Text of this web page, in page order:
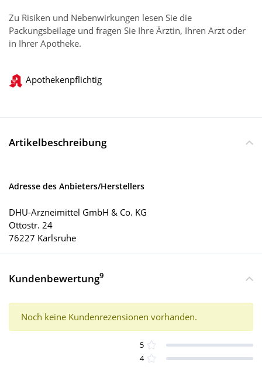
Zu Risiken und Nebenwirkungen lesen Sie die
Packungsbeilage und fragen Sie Ihre Ärztin, Ihren Arzt oder
in Ihrer Apotheke.
Apothekenpflichtig
Artikelbeschreibung
Adresse des Anbieters/Herstellers
DHU-Arzneimittel GmbH & Co. KG
Ottostr. 24
76227 Karlsruhe
Kundenbewertung9
Noch keine Kundenrezensionen vorhanden.
5
4